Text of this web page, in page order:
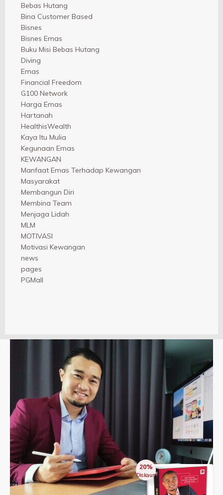
Bebas Hutang
Bina Customer Based
Bisnes
Bisnes Emas
Buku Misi Bebas Hutang
Diving
Emas
Financial Freedom
G100 Network
Harga Emas
Hartanah
HealthisWealth
Kaya Itu Mulia
Kegunaan Emas
KEWANGAN
Manfaat Emas Terhadap Kewangan
Masyarakat
Membangun Diri
Membina Team
Menjaga Lidah
MLM
MOTIVASI
Motivasi Kewangan
news
pages
PGMall
20%
Diskaun